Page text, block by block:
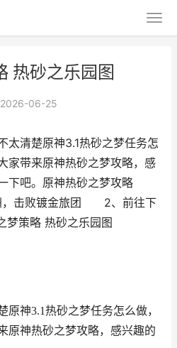
热砂之乐园图
2026-06-25
清楚原神3.1热砂之梦任务怎
家带来原神热砂之梦攻略，感
下吧。原神热砂之梦攻略
击败镀金旅团 2、前往下
策略 热砂之乐园图
神3.1热砂之梦任务怎么做，
原神热砂之梦攻略，感兴趣的